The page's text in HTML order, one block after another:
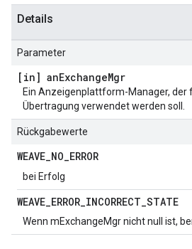
Details
Parameter
[in] anExchangeMgr
Ein Anzeigenplattform-Manager, der
Übertragung verwendet werden soll.
Rückgabewerte
WEAVE_NO_ERROR
bei Erfolg
WEAVE_ERROR_INCORRECT_STATE
Wenn mExchangeMgr nicht null ist,